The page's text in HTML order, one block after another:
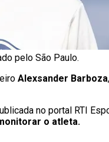
pelo São Paulo.
Alexsander Barboza
no portal RTI
o atleta.